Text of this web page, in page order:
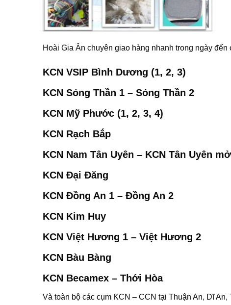
Hoài Gia Ân chuyên giao hàng nhanh trong ngày đến
KCN VSIP Bình Dương (1, 2, 3)
KCN Sóng Thần 1 – Sóng Thần 2
KCN Mỹ Phước (1, 2, 3, 4)
KCN Rạch Bắp
KCN Nam Tân Uyên – KCN Tân Uyên
KCN Đại Đăng
KCN Đồng An 1 – Đồng An 2
KCN Kim Huy
KCN Việt Hương 1 – Việt Hương 2
KCN Bàu Bàng
KCN Becamex – Thới Hòa
Và toàn bộ các cụm KCN – CCN tại Thuận An, Dĩ